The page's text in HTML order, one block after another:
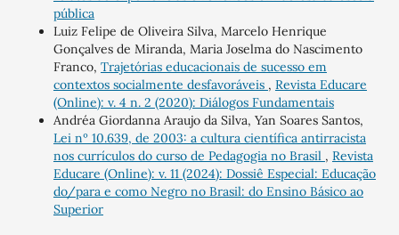
pública
Luiz Felipe de Oliveira Silva, Marcelo Henrique
Gonçalves de Miranda, Maria Joselma do Nascimento
Franco, Trajetórias educacionais de sucesso em
contextos socialmente desfavoráveis , Revista Educare
(Online): v. 4 n. 2 (2020): Diálogos Fundamentais
Andréa Giordanna Araujo da Silva, Yan Soares Santos,
Lei nº 10.639, de 2003: a cultura científica antirracista
nos currículos do curso de Pedagogia no Brasil , Revista
Educare (Online): v. 11 (2024): Dossiê Especial: Educação
do/para e como Negro no Brasil: do Ensino Básico ao
Superior